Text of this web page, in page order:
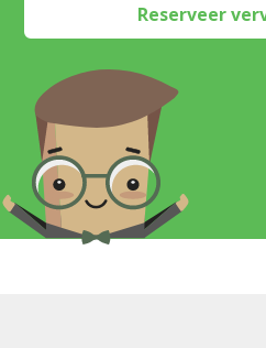
Reserveer